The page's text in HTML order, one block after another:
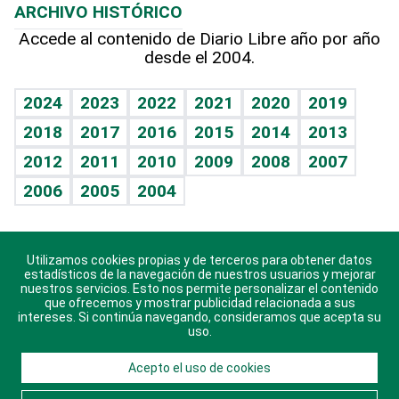
Hablando con el pediatra
Vida y familia
Eñe
Celebrando la vida
Sin complejos
En pocas palabras
Escuchando al corazón
Economía Personal
Línea de hit
TBT Deportivo
Más firmas
Hecho en casa
Guía del dinero
Cumpleaños
Horóscopos
Crucigramas
ARCHIVO HISTÓRICO
Accede al contenido de Diario Libre año por año
desde el 2004.
2024 2023 2022 2021 2020
2019
2018
2017 2016 2015 2014
2013
2012
2011 2010 2009 2008
2007
2006
2005 2004
Descarga nuestras aplicaciones para Android, iOS y
sistema Huawei.
© 2021 Diario Libre, todos los derechos reservados.
Utilizamos cookies propias y de terceros para obtener datos
estadísticos de la navegación de nuestros usuarios y mejorar
nuestros servicios. Esto nos permite personalizar el contenido
que ofrecemos y mostrar publicidad relacionada a sus
intereses. Si continúa navegando, consideramos que acepta su
uso.
Acepto el uso de cookies